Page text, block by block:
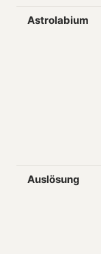
Astrolabium
Auslösung